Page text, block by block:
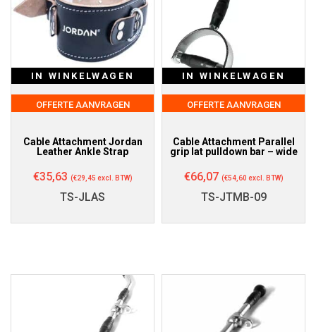
IN WINKELWAGEN
OFFERTE AANVRAGEN
Cable Attachment Jordan
Leather Ankle Strap
€35,63 (€29,45 excl. BTW)
TS-JLAS
IN WINKELWAGEN
OFFERTE AANVRAGEN
Cable Attachment Parallel
grip lat pulldown bar – wide
€66,07 (€54,60 excl. BTW)
TS-JTMB-09